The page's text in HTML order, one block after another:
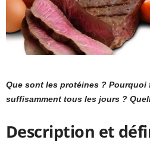
Que sont les protéines ? Pourquoi
suffisamment tous les jours ?
Description et